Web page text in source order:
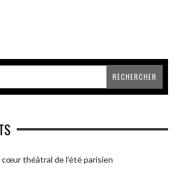
théâtral de l’été parisien